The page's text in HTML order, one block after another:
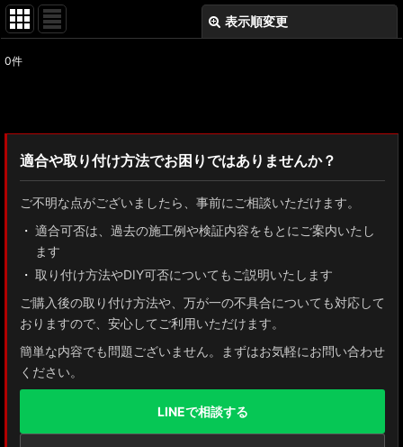
表示順変更
絞り込む
0件
適合や取り付け方法でお困りではありませんか？
ご不明な点がございましたら、事前にご相談いただけます。
適合可否は、過去の施工例や検証内容をもとにご案内いたし
ます
取り付け方法やDIY可否についてもご説明いたします
ご購入後の取り付け方法や、万が一の不具合についても対応して
おりますので、安心してご利用いただけます。
簡単な内容でも問題ございません。まずはお気軽にお問い合わせ
ください。
LINEで相談する